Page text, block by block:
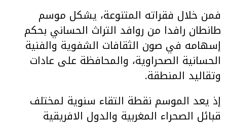
فمن خلال فقراته المتنوعة، يشكل موسم
طانطان رافدا من روافد التراث الحساني بحكم
إسهامه في صون الثقافات الشفوية والفنية
الحسانية الصحراوية، والمحافظة على عادات
وتقاليد المنطقة.
إذ يعد الموسم نقطة التقاء سنوية لمختلف
قبائل الصحراء المغربية والدول الافريقية